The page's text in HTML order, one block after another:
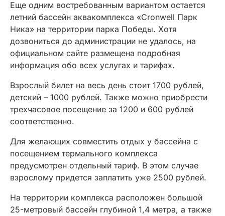
Еще одним востребованным вариантом остается
летний бассейн аквакомплекса «Cronwell Парк
Ника» на территории парка Победы. Хотя
дозвониться до администрации не удалось, на
официальном сайте размещена подробная
информация обо всех услугах и тарифах.
Взрослый билет на весь день стоит 1700 рублей,
детский – 1000 рублей. Также можно приобрести
трехчасовое посещение за 1200 и 600 рублей
соответственно.
Для желающих совместить отдых у бассейна с
посещением термального комплекса
предусмотрен отдельный тариф. В этом случае
взрослому придется заплатить уже 2500 рублей.
На территории комплекса расположен большой
25-метровый бассейн глубиной 1,4 метра, а также